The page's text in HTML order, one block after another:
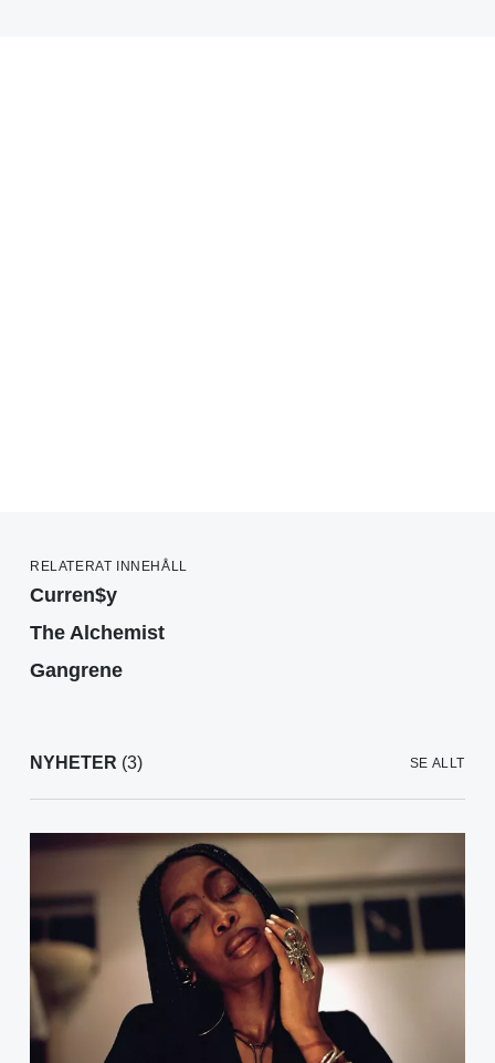
RELATERAT INNEHÅLL
Curren$y
The Alchemist
Gangrene
NYHETER (3) SE ALLT